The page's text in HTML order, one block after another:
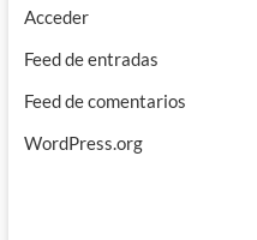
Acceder
Feed de entradas
Feed de comentarios
WordPress.org